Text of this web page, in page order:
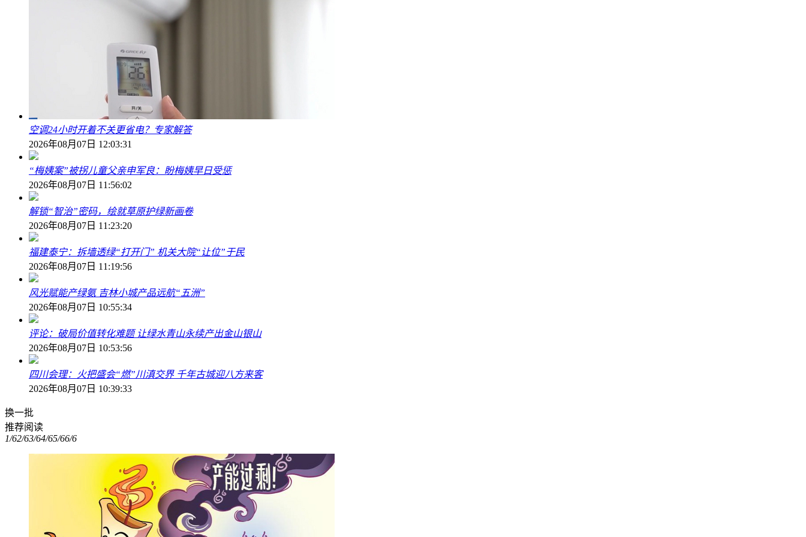
空调24小时开着不关更省电？专家解答
2026年08月07日 12:03:31
“梅姨案”被拐儿童父亲申军良：盼梅姨早日受惩
2026年08月07日 11:56:02
解锁“智治”密码，绘就草原护绿新画卷
2026年08月07日 11:23:20
福建泰宁：拆墙透绿“打开门” 机关大院“让位”于民
2026年08月07日 11:19:56
风光赋能产绿氨 吉林小城产品远航“五洲”
2026年08月07日 10:55:34
评论：破局价值转化难题 让绿水青山永续产出金山银山
2026年08月07日 10:53:56
四川会理：火把盛会“燃”川滇交界 千年古城迎八方来客
2026年08月07日 10:39:33
换一批
推荐阅读
1/62/63/64/65/66/6